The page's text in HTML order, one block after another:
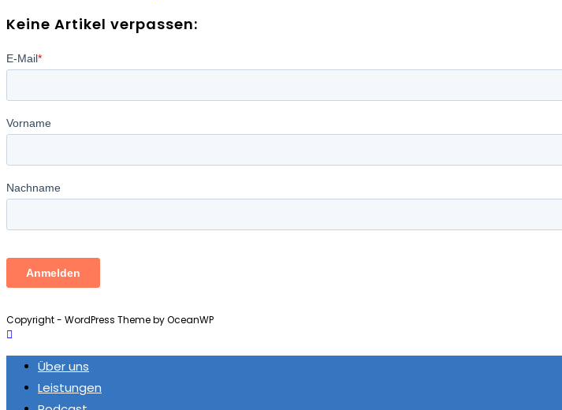
Keine Artikel verpassen:
Copyright - WordPress Theme by OceanWP
Über uns
Leistungen